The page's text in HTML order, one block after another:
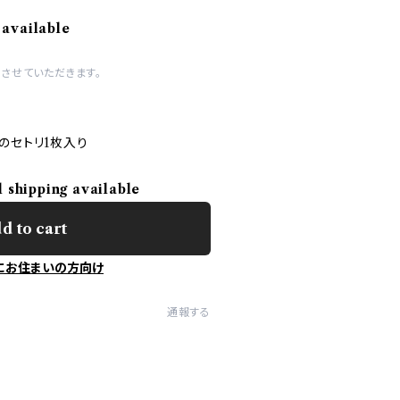
せていただきます。
セトリ1枚入り
available
to cart
お住まいの方向け
通報する